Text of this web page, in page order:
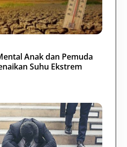
Anak dan Pemuda
Suhu Ekstrem